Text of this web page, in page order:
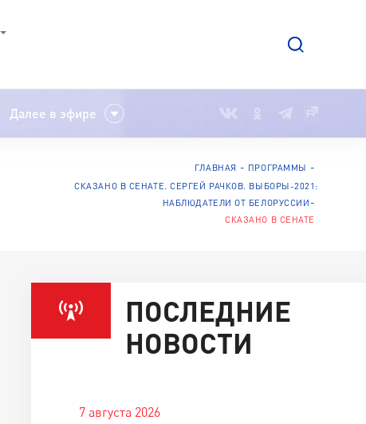
Далее в эфире
ГЛАВНАЯ
ПРОГРАММЫ
СКАЗАНО В СЕНАТЕ. СЕРГЕЙ РАЧКОВ. ВЫБОРЫ-2021:
НАБЛЮДАТЕЛИ ОТ БЕЛОРУССИИ
СКАЗАНО В СЕНАТЕ
ПОСЛЕДНИЕ
НОВОСТИ
7 августа 2026